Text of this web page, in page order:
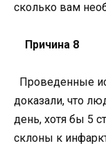
сколько вам
Причина 8
Проведенные
доказали, что
день, хотя бы 5
склоны к